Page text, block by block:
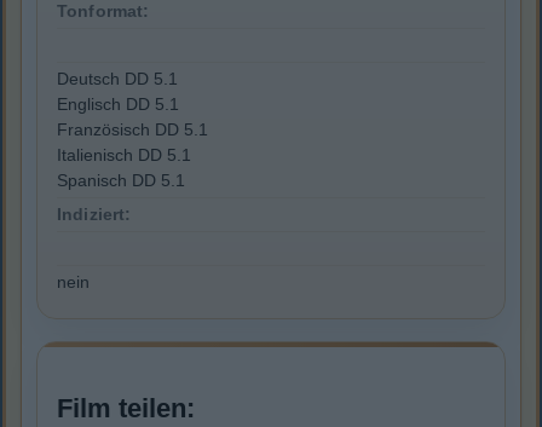
Tonformat:
Deutsch DD 5.1
Englisch DD 5.1
Französisch DD 5.1
Italienisch DD 5.1
Spanisch DD 5.1
Indiziert:
nein
Film teilen: